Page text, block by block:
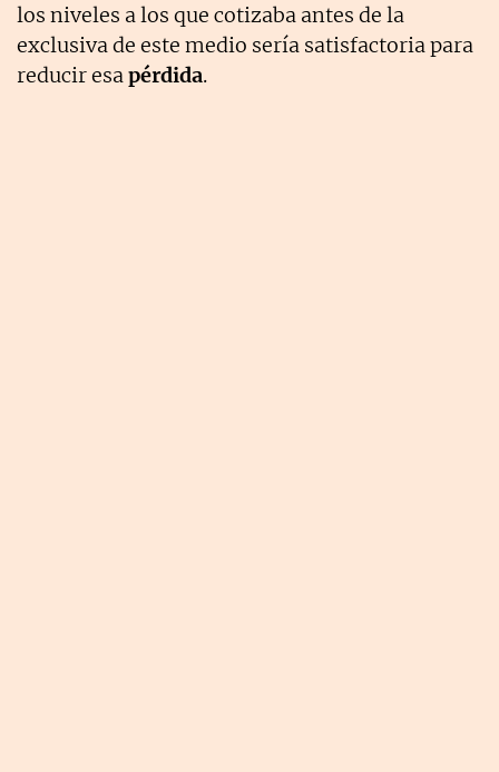
los niveles a los que cotizaba antes de la
exclusiva de este medio sería satisfactoria para
reducir esapérdida.